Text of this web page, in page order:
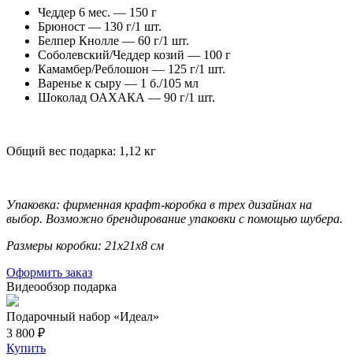
Чеддер 6 мес. — 150 г
Брюност — 130 г/1 шт.
Белпер Кнолле — 60 г/1 шт.
Соболевский/Чеддер козий — 100 г
Камамбер/Реблошон — 125 г/1 шт.
Варенье к сыру — 1 б./105 мл
Шоколад ОАХАКА — 90 г/1 шт.
Общий вес подарка: 1,12 кг
Упаковка: фирменная крафт-коробка в трех дизайнах на
выбор. Возможно брендирование упаковки с помощью шубера.
Размеры коробки: 21х21х8 см
Оформить заказ
Видеообзор подарка
Подарочный набор «Идеал»
3 800 ₽
Купить